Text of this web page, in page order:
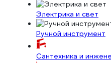
Электрика и свет
Ручной инструмент
Сантехника и